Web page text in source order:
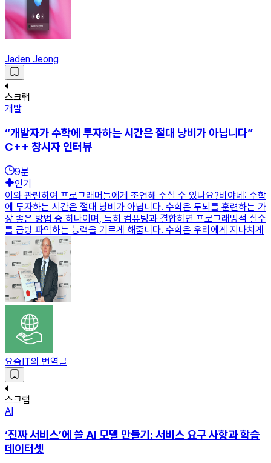
Jaden Jeong
스크랩
개발
“개발자가 수학에 투자하는 시간은 절대 낭비가 아닙니다”
C++ 창시자 인터뷰
9분
인기
이와 관련하여 프로그래머들에게 조언해 주실 수 있나요?비야네: 수학
에 투자하는 시간은 절대 낭비가 아닙니다. 수학은 두뇌를 훈련하는 가
장 좋은 방법 중 하나이며, 특히 컴퓨팅과 결합하면 프로그래밍적 실수
를 금방 파악하는 능력을 기르게 해줍니다. 수학은 우리에게 지나치게
요즘IT의 번역글
스크랩
AI
‘진짜 서비스’에 쓸 AI 모델 만들기: 서비스 요구 사항과 학습
데이터셋